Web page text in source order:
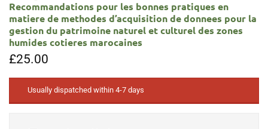
Recommandations pour les bonnes pratiques en
matiere de methodes d’acquisition de donnees pour la
gestion du patrimoine naturel et culturel des zones
humides cotieres marocaines
£25.00
Usually dispatched within 4-7 days